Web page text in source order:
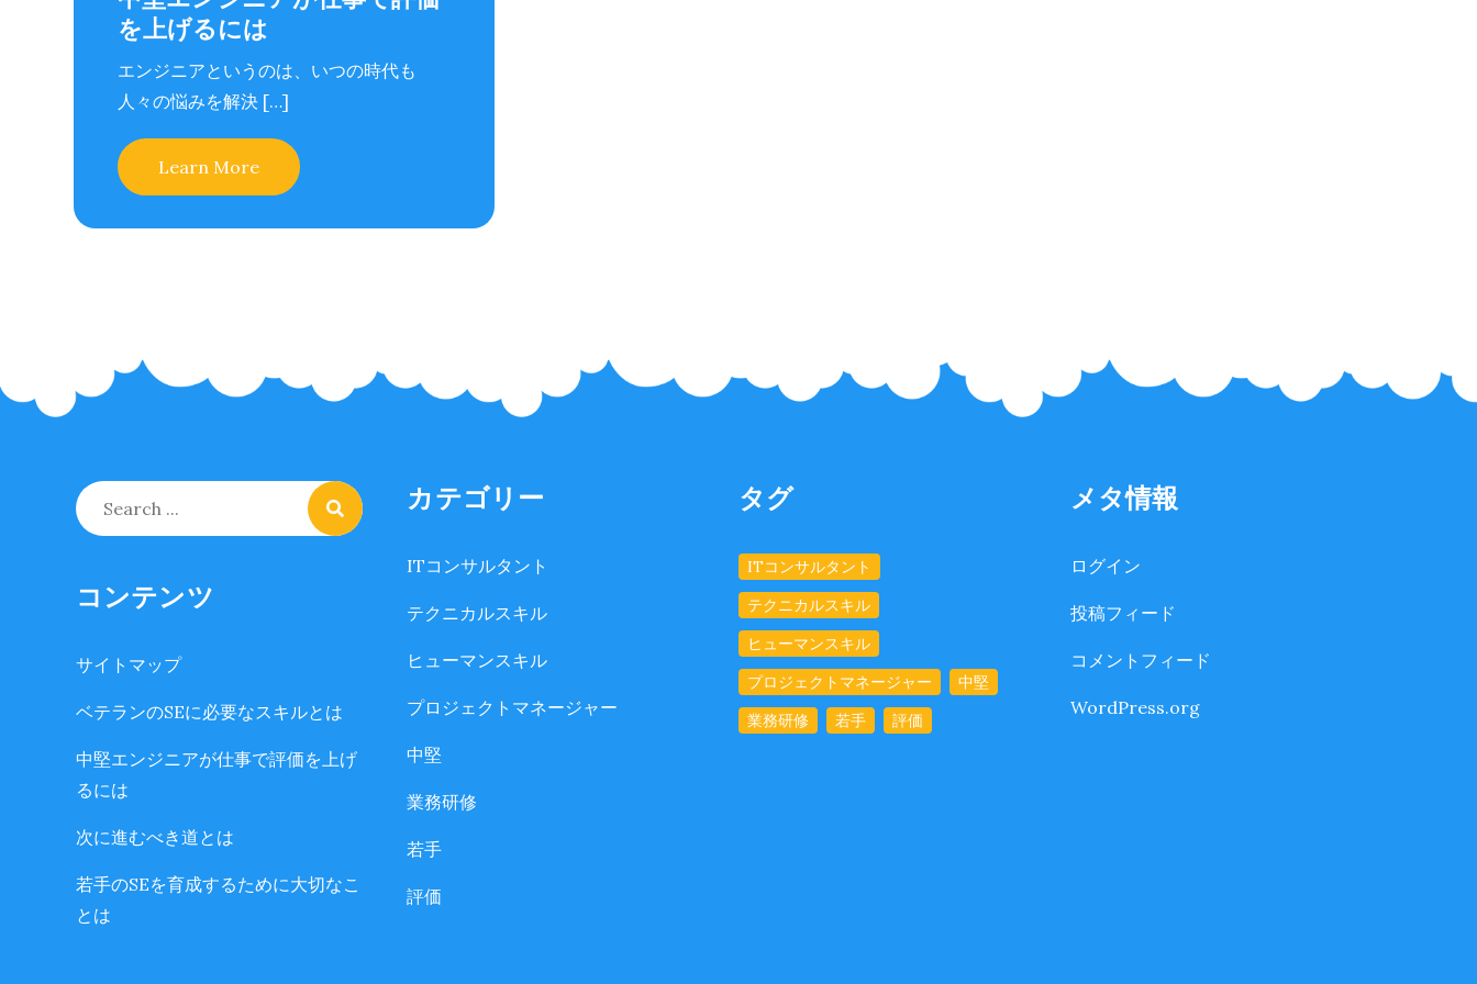
を上げるには
エンジニアというのは、いつの時代も
人々の悩みを解決 […]
Learn More
Search
for:
コンテンツ
サイトマップ
ベテランのSEに必要なスキルとは
中堅エンジニアが仕事で評価を上げ
るには
次に進むべき道とは
若手のSEを育成するために大切なこ
とは
カテゴリー
ITコンサルタント
テクニカルスキル
ヒューマンスキル
プロジェクトマネージャー
中堅
業務研修
若手
評価
タグ
ITコンサルタント
テクニカルスキル
ヒューマンスキル
プロジェクトマネージャー
中堅
業務研修
若手 評価
メタ情報
ログイン
投稿フィード
コメントフィード
WordPress.org